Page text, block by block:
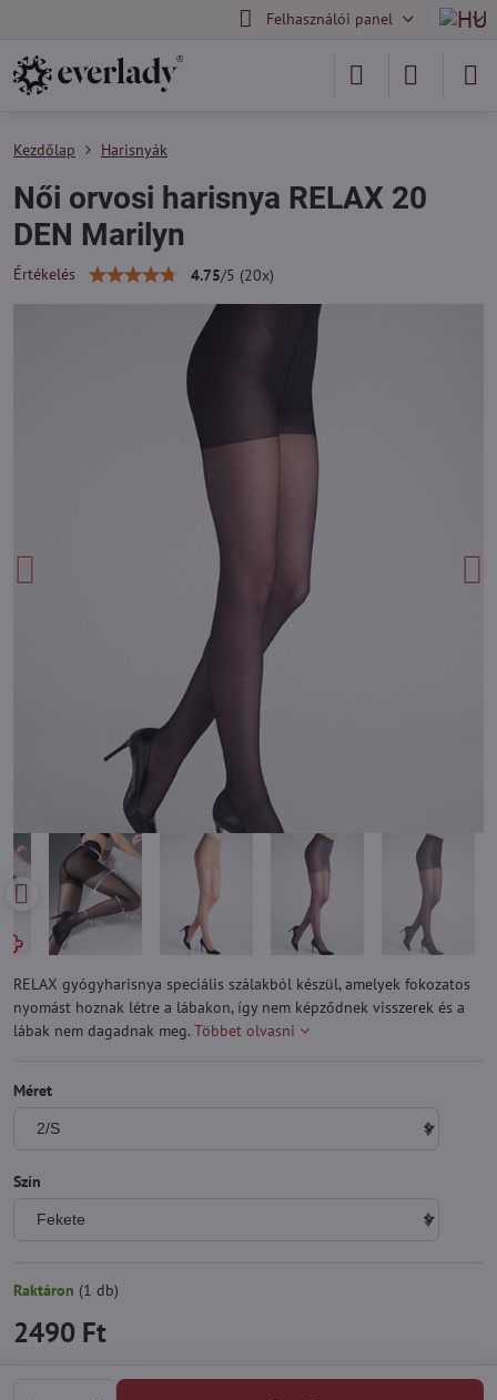
Felhasználói panel
Kezdőlap Harisnyák
Női orvosi harisnya RELAX 20
DEN Marilyn
Értékelés 4.75/5 (20x)
RELAX gyógyharisnya speciális szálakból készül, amelyek fokozatos
nyomást hoznak létre a lábakon, így nem képződnek visszerek és a
lábak nem dagadnak meg. Többet olvasni
Méret
Szín
Raktáron (1 db)
2490 Ft